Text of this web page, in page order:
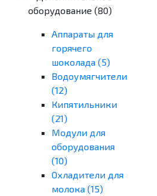
оборудование (80)
Аппараты для
горячего
шоколада (5)
Водоумягчители
(12)
Кипятильники
(21)
Модули для
оборудования
(10)
Охладители для
молока (15)